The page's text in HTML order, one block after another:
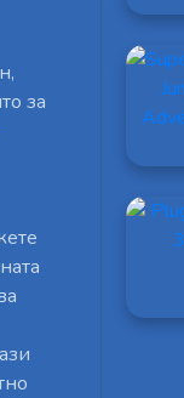
за